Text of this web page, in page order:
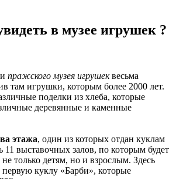
в музее игрушек ?
пражского музея игрушеквесьма
там игрушки, которым более 2000 лет.
поделки из хлеба, которые
деревянные и каменные
этажа, один из которых отдан куклам
11 выставочных залов, по которым будет
только детям, но и взрослым. Здесь
куклу «Барби», которые